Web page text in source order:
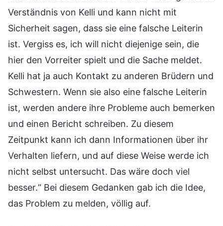
Verständnis von Kelli und kann nicht mit
Sicherheit sagen, dass sie eine falsche Leiterin
ist. Vergiss es, ich will nicht diejenige sein, die
hier den Vorreiter spielt und die Sache meldet.
Kelli hat ja auch Kontakt zu anderen Brüdern und
Schwestern. Wenn sie also eine falsche Leiterin
ist, werden andere ihre Probleme auch bemerken
und einen Bericht schreiben. Zu diesem
Zeitpunkt kann ich dann Informationen über ihr
Verhalten liefern, und auf diese Weise werde ich
nicht selbst untersucht. Das wäre doch viel
besser.“ Bei diesem Gedanken gab ich die Idee,
das Problem zu melden, völlig auf.